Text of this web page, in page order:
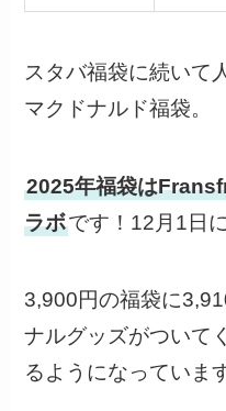
スタバ福袋に続いて
マクドナルド福袋。
2025年福袋は
ラボです！12月1日
3,900円の福袋に
ナルグッズがついて
るようになっていま